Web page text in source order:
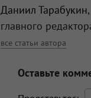
Даниил Тарабукин
главного
все статьи автора
Оставьте